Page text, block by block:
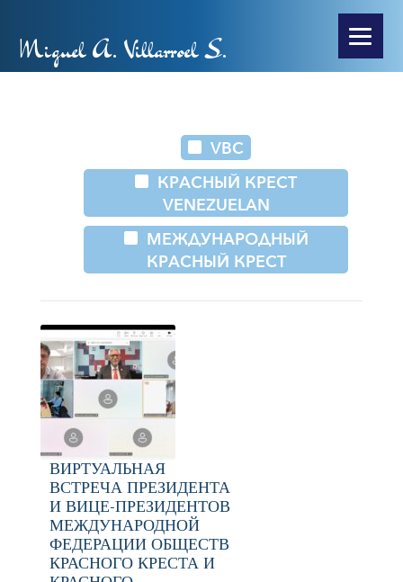
Miguel A. Villarroel S.
VBC
КРАСНЫЙ КРЕСТ
VENEZUELAN
МЕЖДУНАРОДНЫЙ
КРАСНЫЙ КРЕСТ
ВИРТУАЛЬНАЯ
ВСТРЕЧА ПРЕЗИДЕНТА
И ВИЦЕ-ПРЕЗИДЕНТОВ
МЕЖДУНАРОДНОЙ
ФЕДЕРАЦИИ ОБЩЕСТВ
КРАСНОГО КРЕСТА И